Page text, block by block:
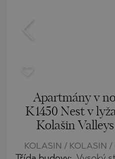
Apartmány v
K1450 Nest v
Kolašin
KOLASIN / KOLASIN /